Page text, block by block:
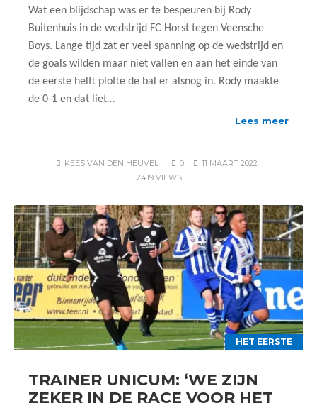
Wat een blijdschap was er te bespeuren bij Rody
Buitenhuis in de wedstrijd FC Horst tegen Veensche
Boys. Lange tijd zat er veel spanning op de wedstrijd en
de goals wilden maar niet vallen en aan het einde van
de eerste helft plofte de bal er alsnog in. Rody maakte
de 0-1 en dat liet…
Lees meer
KEES VAN DEN HEUVEL 0
11 MAART 2022
2419 VIEWS
HET EERSTE
TRAINER UNICUM: ‘WE ZIJN
ZEKER IN DE RACE VOOR HET